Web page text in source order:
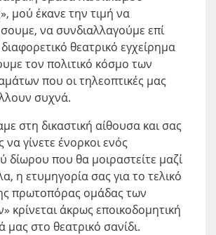
μού έκανε την τιμή να
να συνδιαλλαγούμε επί
θεατρικό εγχείρημα
τον πολιτικό κόσμο των
που οι τηλεοπτικές μας
συχνά.
στη δικαστική αίθουσα και σας
γίνετε ένορκοι ενός
δίωρου που θα μοιραστείτε μαζί
η ετυμηγορία σας για το τελικό
πρωτοπόρας ομάδας των
κρίνεται άκρως εποικοδομητική
μας στο θεατρικό σανίδι.